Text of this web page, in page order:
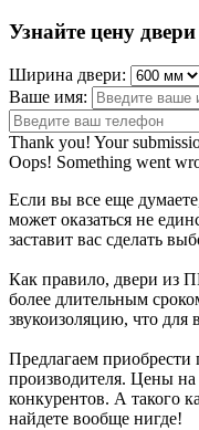
Узнайте цену двери
Ширина двери:
Ваше имя:
Thank you! Your
Oops! Something went
Если вы все еще
может оказаться не
заставит вас сделать
Как правило, двери из
более длительным
звукоизоляцию, что для
Предлагаем
производителя. Цены
конкурентов. А такого
найдете вообще нигде!